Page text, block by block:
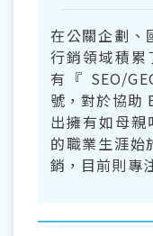
在公關企劃、
行銷領域積累
有『 SEO/
號，對於協助
出擁有如母
的職業生涯始
銷，目前則專